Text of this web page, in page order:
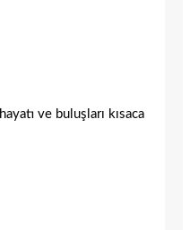
ve buluşları kısaca